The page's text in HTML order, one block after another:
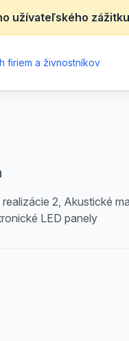
užívateľského
firiem a živnostníkov
2, Akustické
LED panely